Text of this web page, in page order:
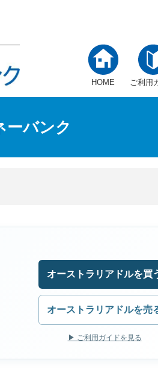
HOME ご利用
ーバンク
オーストラリアドルを買
オーストラリアドルを売
▶ ご利用ガイドを見る